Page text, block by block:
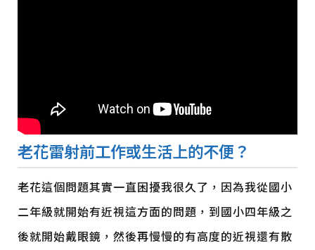
老花雷射前工作或生活上的不便？
老花這個問題其實一直困擾我很久了，因為我從國小
二年級就開始有近視這方面的問題，到國小四年級之
後就開始戴眼鏡，然後再慢慢的有高度的近視還有散